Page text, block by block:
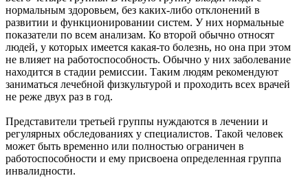
нормальным здоровьем, без каких-либо отклонений в
развитии и функционировании систем. У них нормальные
показатели по всем анализам. Ко второй обычно относят
людей, у которых имеется какая-то болезнь, но она при этом
не влияет на работоспособность. Обычно у них заболевание
находится в стадии ремиссии. Таким людям рекомендуют
заниматься лечебной физкультурой и проходить всех врачей
не реже двух раз в год.
Представители третьей группы нуждаются в лечении и
регулярных обследованиях у специалистов. Такой человек
может быть временно или полностью ограничен в
работоспособности и ему присвоена определенная группа
инвалидности.